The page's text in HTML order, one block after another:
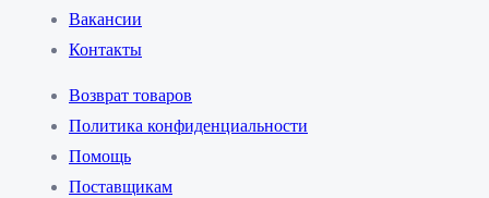
Вакансии
Контакты
Возврат товаров
Политика конфиденциальности
Помощь
Поставщикам